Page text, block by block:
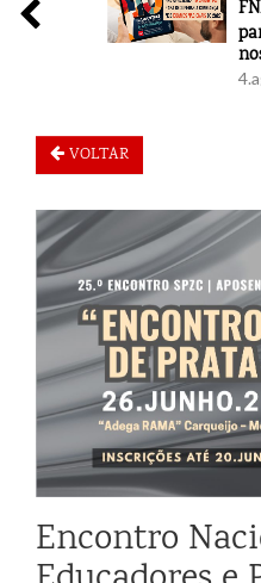
FNE
para
nos
VOLTAR
Encontro